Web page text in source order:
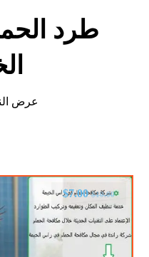
طرد
عرض
$10.00
$7.00